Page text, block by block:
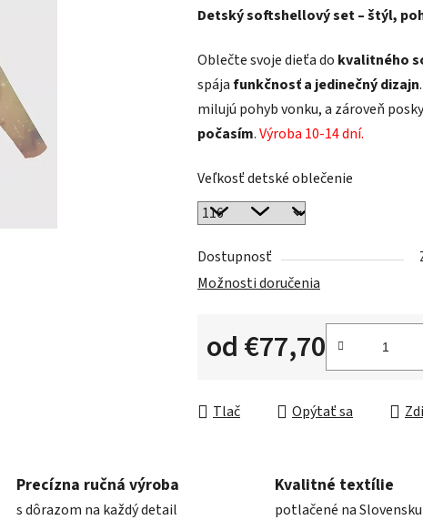
Detský softshellový set – štýl,
Oblečte svoje dieťa do kvalitného
spájafunkčnosť a jedinečný dizajn
milujú pohyb vonku, a zároveň
počasím.Výroba 10-14 dní.
Veľkosť detské oblečenie
Dostupnosť
Možnosti doručenia
od€77,70
Tlač Opýtať sa
Precízna ručná výroba
s dôrazom na každý detail
Kvalitné textílie
potlačené na Slovensku